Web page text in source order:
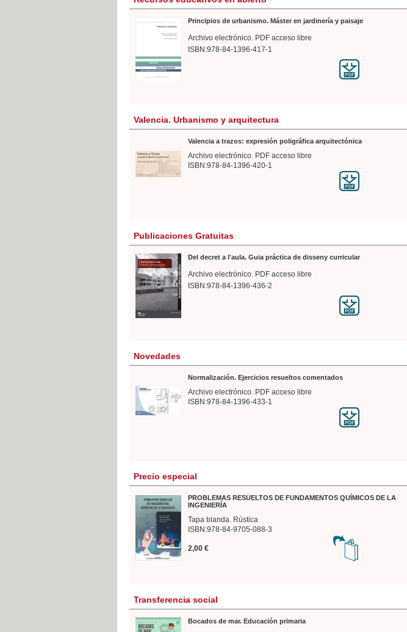
Principios de urbanismo. Máster en jardinería y paisaje
Archivo electrónico. PDF acceso libre
ISBN:978-84-1396-417-1
Valencia. Urbanismo y arquitectura
Valencia a trazos: expresión poligráfica arquitectónica
Archivo electrónico. PDF acceso libre
ISBN:978-84-1396-420-1
Publicaciones Gratuitas
Del decret a l'aula. Guia práctica de disseny curricular
Archivo electrónico. PDF acceso libre
ISBN:978-84-1396-436-2
Novedades
Normalización. Ejercicios resueltos comentados
Archivo electrónico. PDF acceso libre
ISBN:978-84-1396-433-1
Precio especial
PROBLEMAS RESUELTOS DE FUNDAMENTOS QUÍMICOS DE LA
INGENIERÍA
Tapa blanda. Rústica
ISBN:978-84-9705-088-3
2,00 €
Transferencia social
Bocados de mar. Educación primaria